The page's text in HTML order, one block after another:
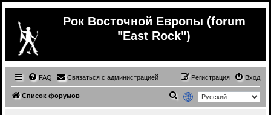
Рок Восточной Европы (forum
"East Rock")
FAQ Связаться с администрацией Вход
Регистрация
Список форумов